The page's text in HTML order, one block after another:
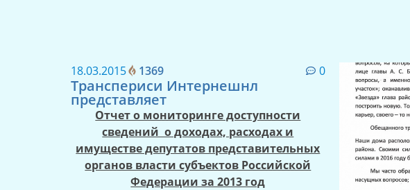
18.03.2015 1369 0
Транспериси Интернешнл
представляет
Отчет о мониторинге доступности
сведений о доходах, расходах и
имуществе депутатов представительных
органов власти субъектов Российской
Федерации за 2013 год